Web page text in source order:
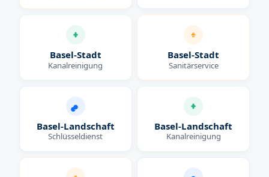
Basel-Stadt
Kanalreinigung
Basel-Stadt
Sanitärservice
Basel-Landschaft
Schlüsseldienst
Basel-Landschaft
Kanalreinigung